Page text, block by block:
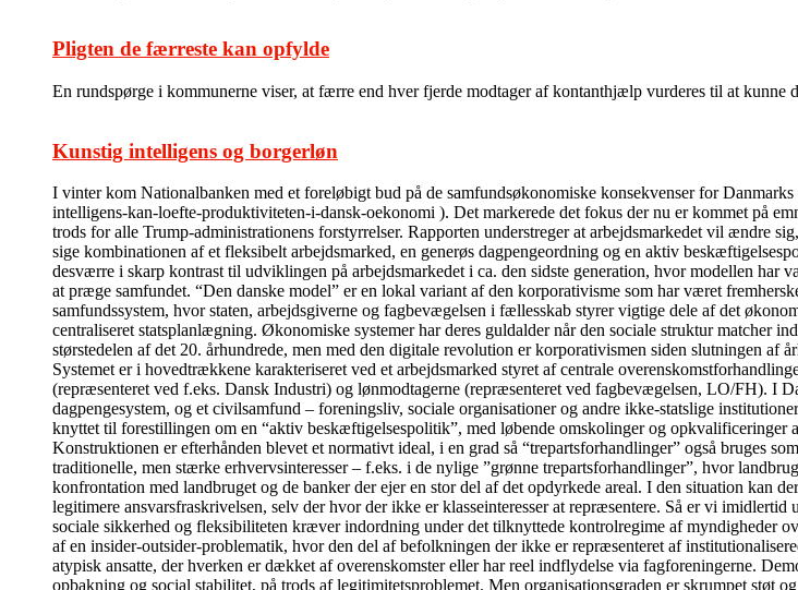
Pligten de færreste kan opfylde
En rundspørge i kommunerne viser, at færre end hver fjerde modtager af kontanthjælp vurderes til at kunne
Kunstig intelligens og borgerløn
I vinter kom Nationalbanken med et foreløbigt bud på de samfundsøkonomiske konsekvenser for
intelligens-kan-loefte-produktiviteten-i-dansk-oekonomi ). Det markerede det fokus der nu er kommet på
trods for alle Trump-administrationens forstyrrelser. Rapporten understreger at arbejdsmarkedet vil ændre
sige kombinationen af et fleksibelt arbejdsmarked, en generøs dagpengeordning og en aktiv
desværre i skarp kontrast til udviklingen på arbejdsmarkedet i ca. den sidste generation, hvor modellen
at præge samfundet. “Den danske model” er en lokal variant af den korporativisme som har været
samfundssystem, hvor staten, arbejdsgiverne og fagbevægelsen i fællesskab styrer vigtige dele af det
centraliseret statsplanlægning. Økonomiske systemer har deres guldalder når den sociale struktur matcher
størstedelen af det 20. århundrede, men med den digitale revolution er korporativismen siden slutningen af
Systemet er i hovedtrækkene karakteriseret ved et arbejdsmarked styret af centrale
(repræsenteret ved f.eks. Dansk Industri) og lønmodtagerne (repræsenteret ved fagbevægelsen, LO/FH). I
dagpengesystem, og et civilsamfund – foreningsliv, sociale organisationer og andre ikke-statslige
knyttet til forestillingen om en “aktiv beskæftigelsespolitik”, med løbende omskolinger og opkvalificeringer
Konstruktionen er efterhånden blevet et normativt ideal, i en grad så “trepartsforhandlinger” også bruges
traditionelle, men stærke erhvervsinteresser – f.eks. i de nylige ”grønne trepartsforhandlinger”, hvor
konfrontation med landbruget og de banker der ejer en stor del af det opdyrkede areal. I den situation kan
legitimere ansvarsfraskrivelsen, selv der hvor der ikke er klasseinteresser at repræsentere. Så er vi
sociale sikkerhed og fleksibiliteten kræver indordning under det tilknyttede kontrolregime af
af en insider-outsider-problematik, hvor den del af befolkningen der ikke er repræsenteret af
atypisk ansatte, der hverken er dækket af overenskomster eller har reel indflydelse via fagforeningerne.
opbakning og social stabilitet, på trods af legitimitetsproblemet. Men organisationsgraden er skrumpet støt